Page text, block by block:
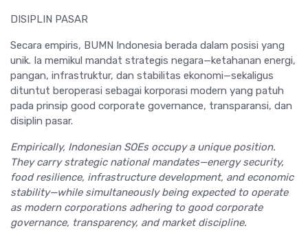
DISIPLIN PASAR
Secara empiris, BUMN Indonesia berada dalam posisi yang
unik. Ia memikul mandat strategis negara—ketahanan energi,
pangan, infrastruktur, dan stabilitas ekonomi—sekaligus
dituntut beroperasi sebagai korporasi modern yang patuh
pada prinsip good corporate governance, transparansi, dan
disiplin pasar.
Empirically, Indonesian SOEs occupy a unique position.
They carry strategic national mandates—energy security,
food resilience, infrastructure development, and economic
stability—while simultaneously being expected to operate
as modern corporations adhering to good corporate
governance, transparency, and market discipline.